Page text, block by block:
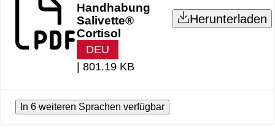
Handhabung
Salivette®
Cortisol
DEU
| 801.19 KB
Herunterladen
In 6 weiteren Sprachen verfügbar